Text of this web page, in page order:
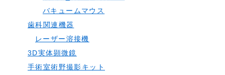
バキュームマウス
歯科関連機器
レーザー溶接機
3D実体顕微鏡
手術室術野撮影キット